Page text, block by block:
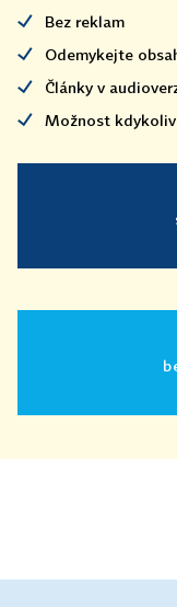
Bez reklam
Odemykejte
Články v
Možnost